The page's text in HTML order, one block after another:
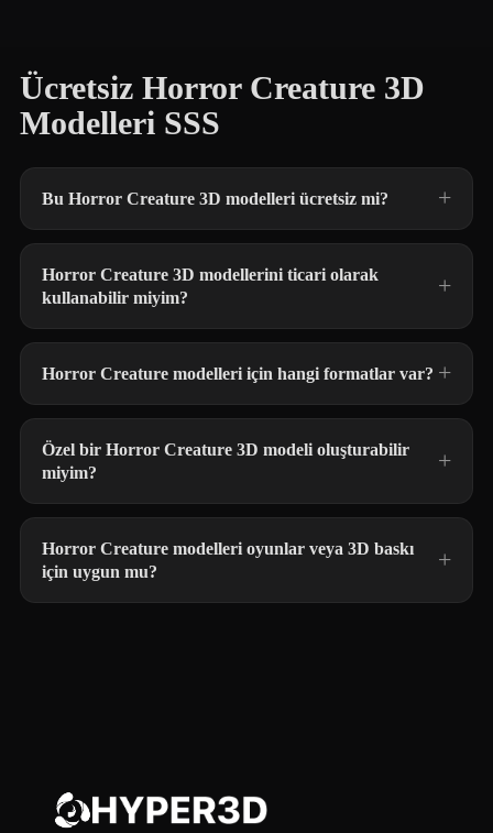
Ücretsiz Horror Creature 3D
Modelleri SSS
Bu Horror Creature 3D modelleri ücretsiz mi?
Horror Creature 3D modellerini ticari olarak
kullanabilir miyim?
Horror Creature modelleri için hangi formatlar var?
Özel bir Horror Creature 3D modeli oluşturabilir
miyim?
Horror Creature modelleri oyunlar veya 3D baskı
için uygun mu?